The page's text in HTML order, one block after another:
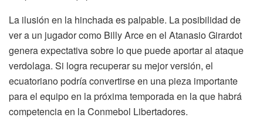
La ilusión en la hinchada es palpable. La posibilidad de
ver a un jugador como Billy Arce en el Atanasio Girardot
genera expectativa sobre lo que puede aportar al ataque
verdolaga. Si logra recuperar su mejor versión, el
ecuatoriano podría convertirse en una pieza importante
para el equipo en la próxima temporada en la que habrá
competencia en la Conmebol Libertadores.